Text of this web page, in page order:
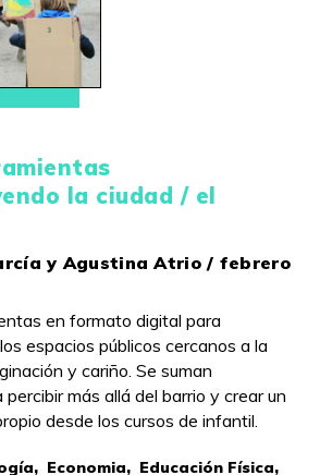
la ciudad / el
y Agustina Atrio / febrero
en formato digital para
espacios públicos cercanos a la
y cariño. Se suman
más allá del barrio y crear un
desde los cursos de infantil.
Economia, Educación Física,